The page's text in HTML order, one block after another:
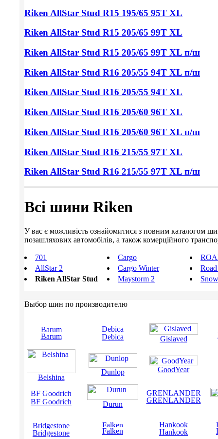
Riken AllStar Stud R15 195/65 95T XL
Riken AllStar Stud R15 205/65 99T XL
Riken AllStar Stud R15 205/65 99T XL п/ш
Riken AllStar Stud R16 205/55 94T XL п/ш
Riken AllStar Stud R16 205/55 94T XL
Riken AllStar Stud R16 205/60 96T XL
Riken AllStar Stud R16 205/60 96T XL п/ш
Riken AllStar Stud R16 215/55 97T XL
Riken AllStar Stud R16 215/55 97T XL п/ш
Всі шини Riken
У вас є можливість ознайомитися з повним каталогом
позашляхових автомобілів, а також комерційного
701
AllStar 2
Riken AllStar Stud
Cargo
Cargo Winter
Maystorm 2
Snow
Выбор шин по производителю
Barum
Belshina
BF Goodrich
Bridgestone
Debica
Dunlop
Durun
Falken
Gislaved
GoodYear
GRENLANDER
Hankook